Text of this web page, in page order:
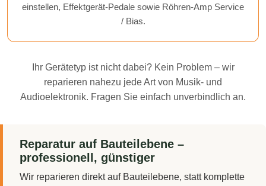
einstellen, Effektgerät-Pedale sowie Röhren-Amp Service
/ Bias.
Ihr Gerätetyp ist nicht dabei? Kein Problem – wir
reparieren nahezu jede Art von Musik- und
Audioelektronik. Fragen Sie einfach unverbindlich an.
Reparatur auf Bauteilebene –
professionell, günstiger
Wir reparieren direkt auf Bauteilebene, statt komplette